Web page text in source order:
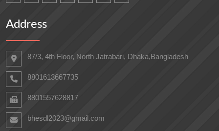
Address
87/3, 4th Floor, North Jatrabari, Dhaka,Bangladesh
8801613667735
8801557628817
bhesdl2023@gmail.com